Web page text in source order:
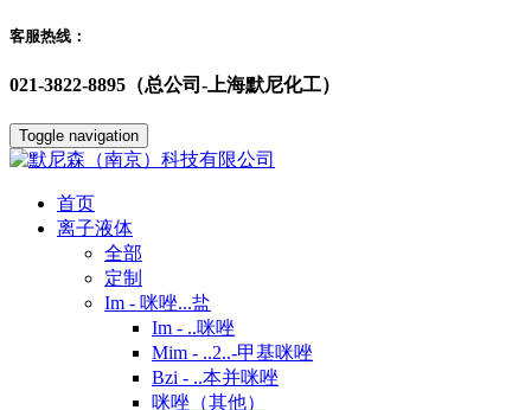
客服热线：
021-3822-8895（总公司-上海默尼化工）
Toggle navigation
首页
离子液体
全部
定制
Im - 咪唑...盐
Im - ..咪唑
Mim - ..2..-甲基咪唑
Bzi - ..本并咪唑
咪唑（其他）